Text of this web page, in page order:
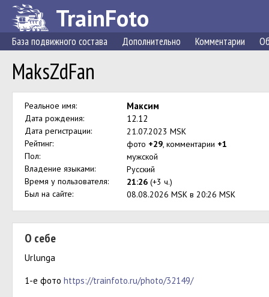
TrainFoto
База подвижного состава Дополнительно Комментарии
MaksZdFan
Реальное имя: Максим
Дата рождения: 12.12
Дата регистрации:
21.07.2023 MSK
Рейтинг:
фото +29, комментарии +1
Пол:
мужской
Владение языками:
Русский
Время у пользователя:
21:26 (+3 ч.)
Был на сайте:
08.08.2026 MSK в 20:26 MSK
О себе
Urlunga
1-е фото https://trainfoto.ru/photo/32149/